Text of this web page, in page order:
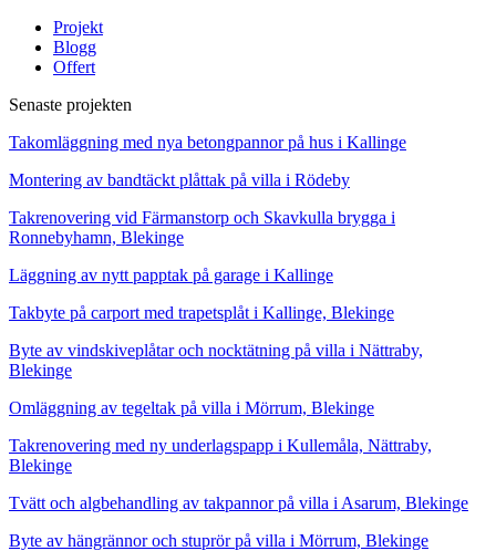
Projekt
Blogg
Offert
Senaste projekten
Takomläggning med nya betongpannor på hus i Kallinge
Montering av bandtäckt plåttak på villa i Rödeby
Takrenovering vid Färmanstorp och Skavkulla brygga i
Ronnebyhamn, Blekinge
Läggning av nytt papptak på garage i Kallinge
Takbyte på carport med trapetsplåt i Kallinge, Blekinge
Byte av vindskiveplåtar och nocktätning på villa i Nättraby,
Blekinge
Omläggning av tegeltak på villa i Mörrum, Blekinge
Takrenovering med ny underlagspapp i Kullemåla, Nättraby,
Blekinge
Tvätt och algbehandling av takpannor på villa i Asarum, Blekinge
Byte av hängrännor och stuprör på villa i Mörrum, Blekinge